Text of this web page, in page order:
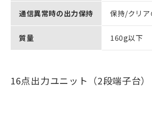
通信異常時の出力保持 保持/クリ
質量 160g以下
16点出力ユニット（2段端子台）